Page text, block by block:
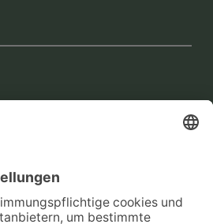
anmelden
erkläre ich mich mit der
District einverstanden.